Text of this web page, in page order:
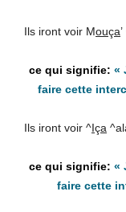
Ils iront voir Mouça
«
faire cette
Ils iront voir ^Iça
«
faire cette